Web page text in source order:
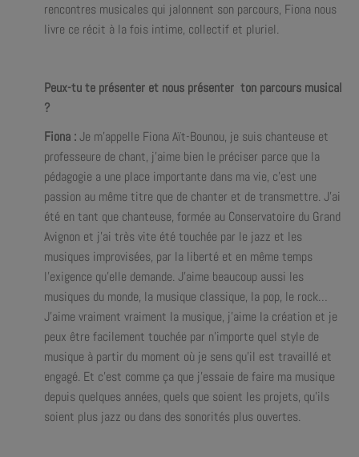
rencontres musicales qui jalonnent son parcours, Fiona nous
livre ce récit à la fois intime, collectif et pluriel.
Peux-tu te présenter et nous présenter ton parcours musical
?
Fiona :Je m’appelle Fiona Aït-Bounou, je suis chanteuse et
professeure de chant, j’aime bien le préciser parce que la
pédagogie a une place importante dans ma vie, c’est une
passion au même titre que de chanter et de transmettre. J’ai
été en tant que chanteuse, formée au Conservatoire du Grand
Avignon et j’ai très vite été touchée par le jazz et les
musiques improvisées, par la liberté et en même temps
l’exigence qu’elle demande. J’aime beaucoup aussi les
musiques du monde, la musique classique, la pop, le rock…
J’aime vraiment vraiment la musique, j’aime la création et je
peux être facilement touchée par n’importe quel style de
musique à partir du moment où je sens qu’il est travaillé et
engagé. Et c’est comme ça que j’essaie de faire ma musique
depuis quelques années, quels que soient les projets, qu’ils
soient plus jazz ou dans des sonorités plus ouvertes.